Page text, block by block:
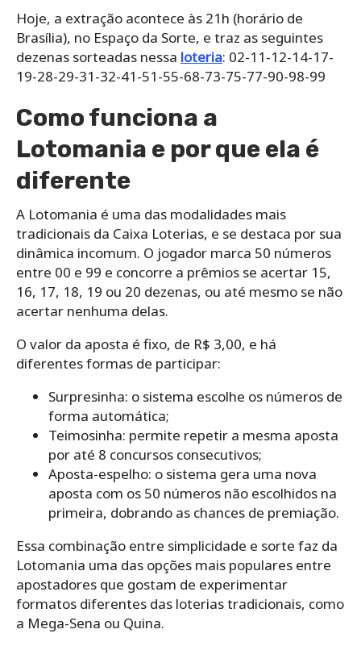
Hoje, a extração acontece às 21h (horário de
Brasília), no Espaço da Sorte, e traz as seguintes
dezenas sorteadas nessa loteria: 02-11-12-14-17-
19-28-29-31-32-41-51-55-68-73-75-77-90-98-99
Como funciona a
Lotomania e por que ela é
diferente
A Lotomania é uma das modalidades mais
tradicionais da Caixa Loterias, e se destaca por sua
dinâmica incomum. O jogador marca 50 números
entre 00 e 99 e concorre a prêmios se acertar 15,
16, 17, 18, 19 ou 20 dezenas, ou até mesmo se não
acertar nenhuma delas.
O valor da aposta é fixo, de R$ 3,00, e há
diferentes formas de participar:
Surpresinha: o sistema escolhe os números de
forma automática;
Teimosinha: permite repetir a mesma aposta
por até 8 concursos consecutivos;
Aposta-espelho: o sistema gera uma nova
aposta com os 50 números não escolhidos na
primeira, dobrando as chances de premiação.
Essa combinação entre simplicidade e sorte faz da
Lotomania uma das opções mais populares entre
apostadores que gostam de experimentar
formatos diferentes das loterias tradicionais, como
a Mega-Sena ou Quina.